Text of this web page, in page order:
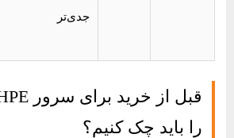
جدی‌تر
را باید چک کنیم؟